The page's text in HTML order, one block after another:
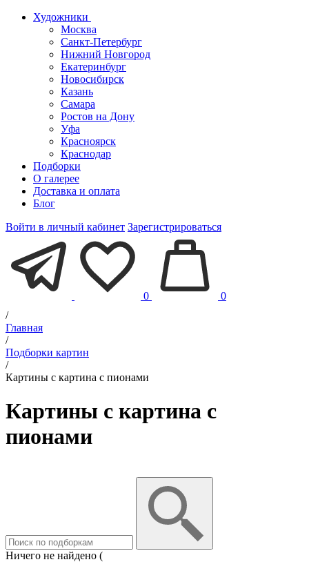
Художники
Москва
Санкт-Петербург
Нижний Новгород
Екатеринбург
Новосибирск
Казань
Самара
Ростов на Дону
Уфа
Красноярск
Краснодар
Подборки
О галерее
Доставка и оплата
Блог
Войти в личный кабинет Зарегистрироваться
0
0
/
Главная
/
Подборки картин
/
Картины с картина с пионами
Картины с картина с
пионами
Ничего не найдено (